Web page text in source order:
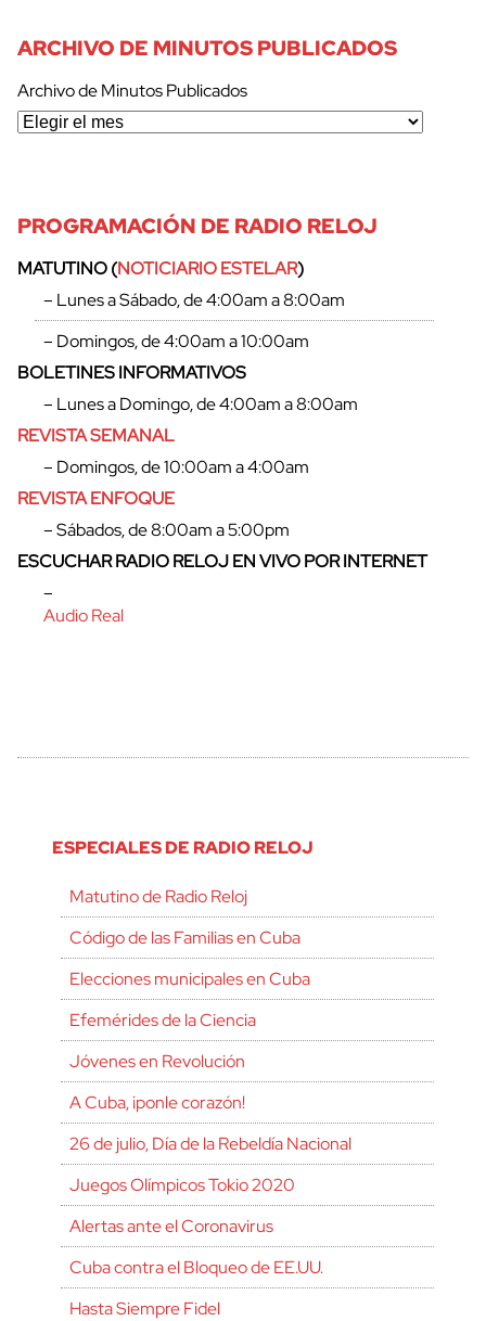
ARCHIVO DE MINUTOS PUBLICADOS
Archivo de Minutos Publicados
PROGRAMACIÓN DE RADIO RELOJ
MATUTINO (NOTICIARIO ESTELAR)
– Lunes a Sábado, de 4:00am a 8:00am
– Domingos, de 4:00am a 10:00am
BOLETINES INFORMATIVOS
– Lunes a Domingo, de 4:00am a 8:00am
REVISTA SEMANAL
– Domingos, de 10:00am a 4:00am
REVISTA ENFOQUE
– Sábados, de 8:00am a 5:00pm
ESCUCHAR RADIO RELOJ EN VIVO POR INTERNET
–
Audio Real
ESPECIALES DE RADIO RELOJ
Matutino de Radio Reloj
Código de las Familias en Cuba
Elecciones municipales en Cuba
Efemérides de la Ciencia
Jóvenes en Revolución
A Cuba, ¡ponle corazón!
26 de julio, Día de la Rebeldía Nacional
Juegos Olímpicos Tokio 2020
Alertas ante el Coronavirus
Cuba contra el Bloqueo de EE.UU.
Hasta Siempre Fidel